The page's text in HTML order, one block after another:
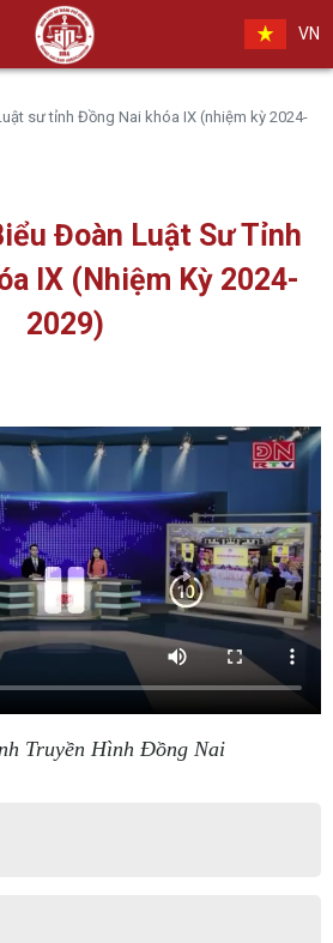
VN
sư tỉnh Đồng Nai khóa IX (nhiệm kỳ 2024-
Đoàn Luật Sư Tỉnh
IX (nhiệm Kỳ 2024-
2029)
Truyền Hình Đồng Nai